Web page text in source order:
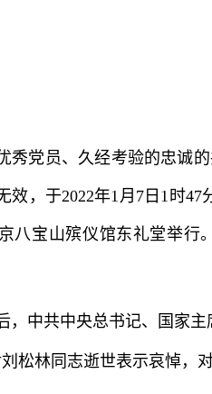
秀党员、久经考验的忠诚
效，于2022年1月7日1时
八宝山殡仪馆东礼堂举行
，中共中央总书记、国家
松林同志逝世表示哀悼，